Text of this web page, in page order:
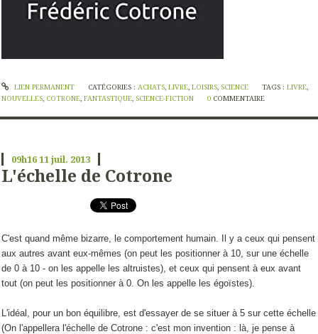
LIEN PERMANENT CATÉGORIES : ACHATS, LIVRE, LOISIRS, SCIENCE TAGS :LIVRE,
NOUVELLES, COTRONE, FANTASTIQUE, SCIENCE-FICTION 0 COMMENTAIRE
09h1611juil. 2013
L'échelle de Cotrone
C'est quand même bizarre, le comportement humain. Il y a ceux qui pensent
aux autres avant eux-mêmes (on peut les positionner à 10, sur une échelle
de 0 à 10 - on les appelle les altruistes), et ceux qui pensent à eux avant
tout (on peut les positionner à 0. On les appelle les égoïstes).
L'idéal, pour un bon équilibre, est d'essayer de se situer à 5 sur cette échelle
(On l'appellera l'échelle de Cotrone : c'est mon invention : là, je pense à